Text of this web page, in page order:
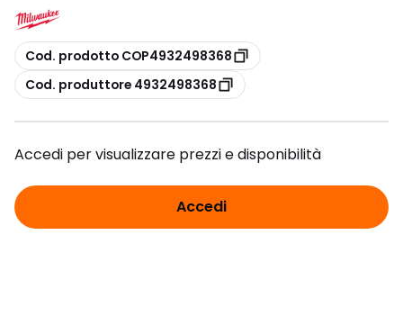
copia
Cod. prodotto COP4932498368
copia
Cod. produttore 4932498368
Accedi per visualizzare prezzi e disponibilità
Accedi